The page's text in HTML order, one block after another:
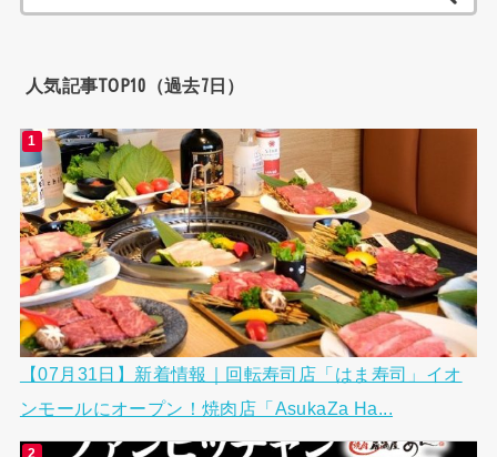
索:
人気記事TOP10（過去7日）
【07月31日】新着情報｜回転寿司店「はま寿司」イオ
ンモールにオープン！焼肉店「AsukaZa Ha...